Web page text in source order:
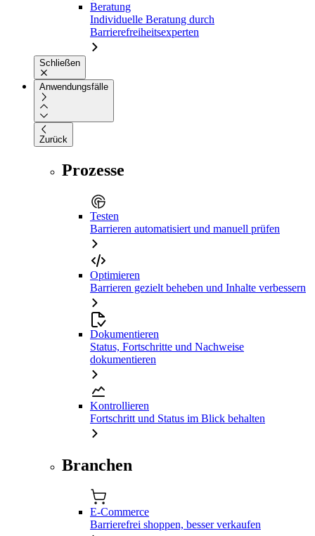
Beratung
Individuelle Beratung durch
Barrierefreiheitsexperten
Schließen
Anwendungsfälle
Zurück
Prozesse
Testen
Barrieren automatisiert und manuell prüfen
Optimieren
Barrieren gezielt beheben und Inhalte verbessern
Dokumentieren
Status, Fortschritte und Nachweise
dokumentieren
Kontrollieren
Fortschritt und Status im Blick behalten
Branchen
E-Commerce
Barrierefrei shoppen, besser verkaufen